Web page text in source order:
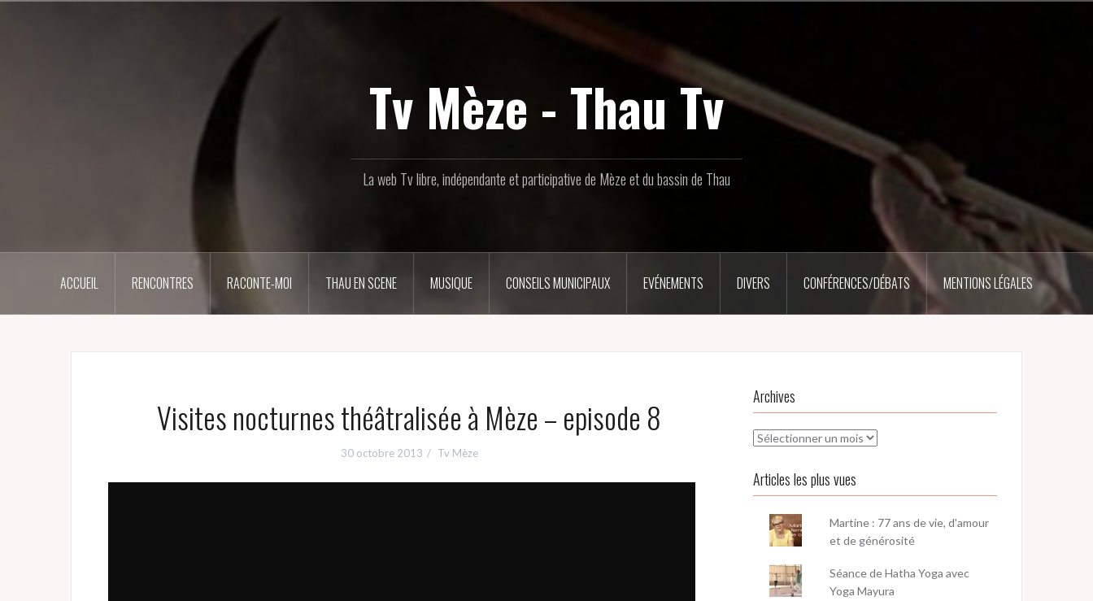
Tv Mèze - Thau Tv
La web Tv libre, indépendante et participative de Mèze et du bassin de Thau
ACCUEIL RENCONTRES RACONTE-MOI THAU EN SCENE MUSIQUE CONSEILS MUNICIPAUX EVÉNEMENTS DIVERS CONFÉRENCES/DÉBATS MENTIONS LÉGALES
Visites nocturnes théâtralisée à Mèze – episode 8
30 octobre 2013 Tv Mèze
Archives
Archives
Articles les plus vues
Martine : 77 ans de vie, d'amour
et de générosité
Séance de Hatha Yoga avec
Yoga Mayura